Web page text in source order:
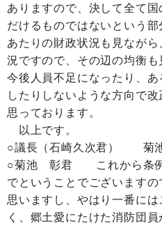
ありますので、決して全て
だけるものではないという
あたりの財政状況も見なが
況ですので、その辺の均衡
今後人員不足になったり、
したりしないような方向で
思っております。
以上です。
○議長（石崎久次君） 菊
○菊池 彰君 これから条例
でということでございます
思いますし、やはり一番に
く、郷土愛にたけた消防団